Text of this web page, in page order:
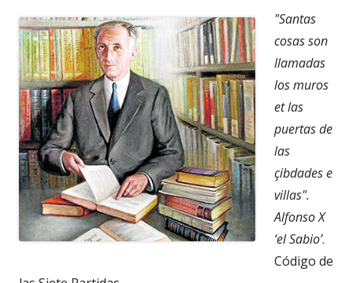
"Santas
cosas son
llamadas
los muros
et las
puertas de
las
çibdades e
villas".
Alfonso X
‘el Sabio’.
Código de